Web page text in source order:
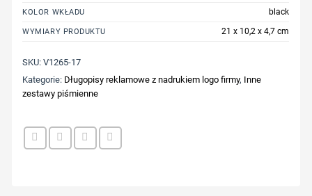
KOLOR WKŁADU black
WYMIARY PRODUKTU 21 x 10,2 x 4,7 cm
SKU:V1265-17
Kategorie: Długopisy reklamowe z nadrukiem logo firmy, Inne
zestawy piśmienne